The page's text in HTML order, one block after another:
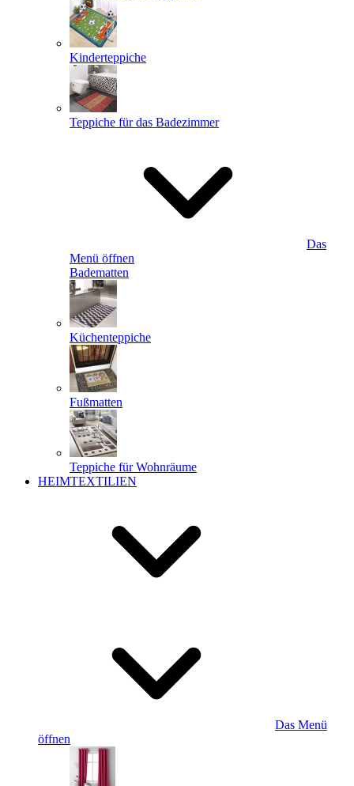
Kinderteppiche
Teppiche für das Badezimmer
Das
Menü öffnen
Badematten
Küchenteppiche
Fußmatten
Teppiche für Wohnräume
HEIMTEXTILIEN
Das Menü
öffnen